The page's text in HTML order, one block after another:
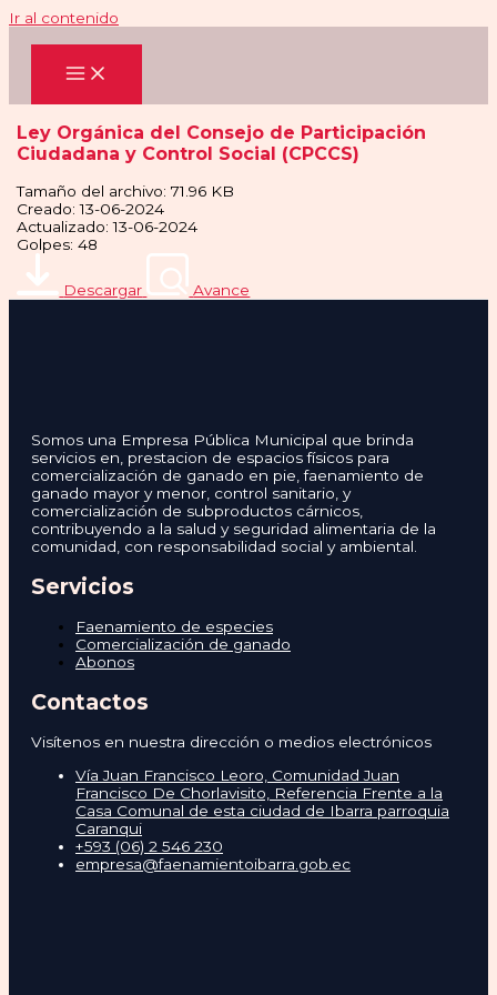
Ir al contenido
Ley Orgánica del Consejo de Participación
Ciudadana y Control Social (CPCCS)
Tamaño del archivo: 71.96 KB
Creado: 13-06-2024
Actualizado: 13-06-2024
Golpes: 48
Descargar Avance
Somos una Empresa Pública Municipal que brinda
servicios en, prestacion de espacios físicos para
comercialización de ganado en pie, faenamiento de
ganado mayor y menor, control sanitario, y
comercialización de subproductos cárnicos,
contribuyendo a la salud y seguridad alimentaria de la
comunidad, con responsabilidad social y ambiental.
Servicios
Faenamiento de especies
Comercialización de ganado
Abonos
Contactos
Visítenos en nuestra dirección o medios electrónicos
Vía Juan Francisco Leoro, Comunidad Juan
Francisco De Chorlavisito, Referencia Frente a la
Casa Comunal de esta ciudad de Ibarra parroquia
Caranqui
+593 (06) 2 546 230
empresa@faenamientoibarra.gob.ec